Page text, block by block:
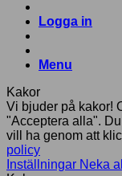
Logga in
Menu
Kakor
Vi bjuder på kakor!
"Acceptera alla".
vill ha genom att
policy
Inställningar Neka